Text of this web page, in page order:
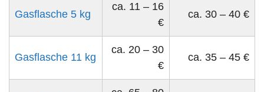
Gasflasche 5 kg
ca. 11 – 16
€
ca. 30 – 40 €
Gasflasche 11 kg
ca. 20 – 30
€
ca. 35 – 45 €